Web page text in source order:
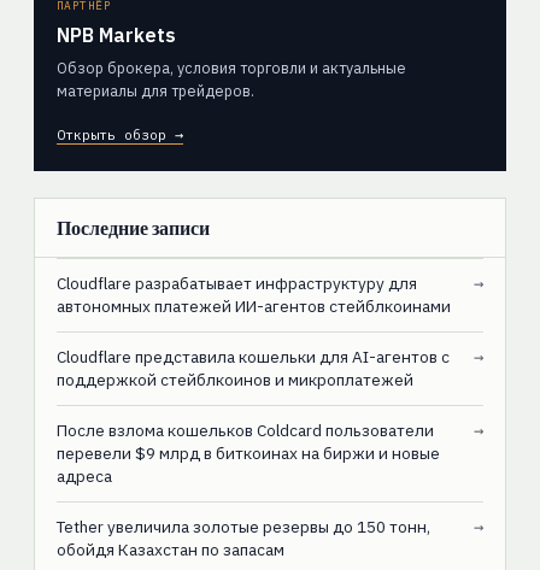
ПАРТНЁР
NPB Markets
Обзор брокера, условия торговли и актуальные
материалы для трейдеров.
Открыть обзор →
Последние записи
Cloudflare разрабатывает инфраструктуру для
автономных платежей ИИ-агентов стейблкоинами
→
Cloudflare представила кошельки для AI-агентов с
поддержкой стейблкоинов и микроплатежей
→
После взлома кошельков Coldcard пользователи
перевели $9 млрд в биткоинах на биржи и новые
адреса
→
Tether увеличила золотые резервы до 150 тонн,
обойдя Казахстан по запасам
→